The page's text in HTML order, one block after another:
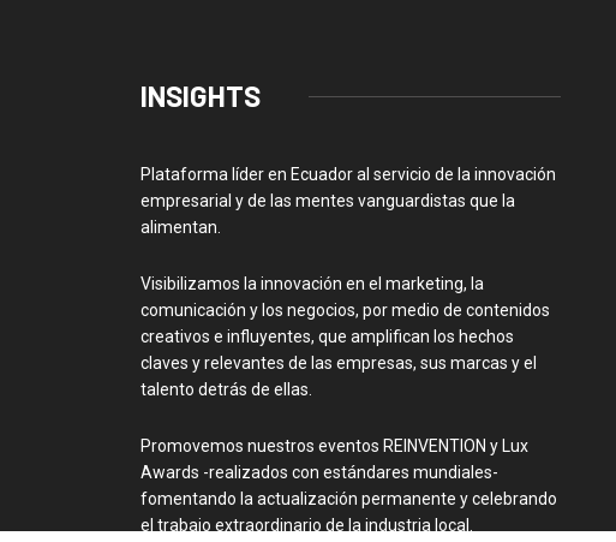
INSIGHTS
Plataforma líder en Ecuador al servicio de la innovación
empresarial y de las mentes vanguardistas que la
alimentan.
Visibilizamos la innovación en el marketing, la
comunicación y los negocios, por medio de contenidos
creativos e influyentes, que amplifican los hechos
claves y relevantes de las empresas, sus marcas y el
talento detrás de ellas.
Promovemos nuestros eventos REINVENTION y Lux
Awards -realizados con estándares mundiales-
fomentando la actualización permanente y celebrando
el trabajo extraordinario de la industria local.